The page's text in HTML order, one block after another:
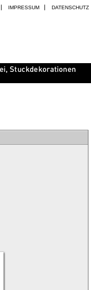
IMPRESSUM DATENSCHUTZ